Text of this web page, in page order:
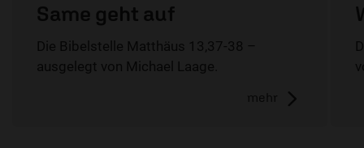
Same geht auf
Die Bibelstelle Matthäus 13,37-38 –
ausgelegt von Michael Laage.
mehr